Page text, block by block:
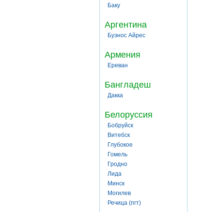
Баку
Аргентина
Буэнос Айрес
Армения
Ереван
Бангладеш
Дакка
Белоруссия
Бобруйск
Витебск
Глубокое
Гомель
Гродно
Лида
Минск
Могилев
Речица (пгт)